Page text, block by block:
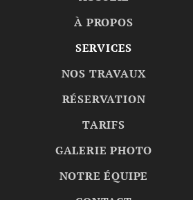
À PROPOS
SERVICES
NOS TRAVAUX
RÉSERVATION
TARIFS
GALERIE PHOTO
NOTRE ÉQUIPE